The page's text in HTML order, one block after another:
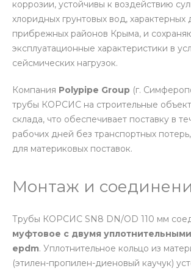
коррозии, устойчивы к воздействию
хлоридных грунтовых вод, характерных
прибрежных районов Крыма, и
эксплуатационные характеристики в
сейсмических нагрузок.
Компания Polypipe Group (г.
трубы КОРСИС на строительные
склада, что обеспечивает поставку в
рабочих дней без транспортных
для материковых поставок.
Монтаж и
Трубы КОРСИС SN8 DN/OD 110 мм
муфтовое с двумя
epdm. Уплотнительное кольцо из
(этилен-пропилен-диеновый каучук)